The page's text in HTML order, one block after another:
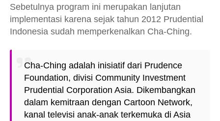
Sebetulnya program ini merupakan lanjutan
implementasi karena sejak tahun 2012 Prudential
Indonesia sudah memperkenalkan Cha-Ching.
Cha-Ching adalah inisiatif dari Prudence
Foundation, divisi Community Investment
Prudential Corporation Asia. Dikembangkan
dalam kemitraan dengan Cartoon Network,
kanal televisi anak-anak terkemuka di Asia